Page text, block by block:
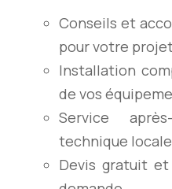
Conseils et
pour votre
Installation
de vos
Service
technique locale
Devis gratuit